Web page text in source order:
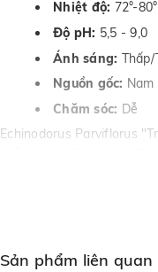
Nhiệt độ: 72°-
Độ pH: 5,5 - 9,0
Ánh sáng: Thấp/
Nguồn gốc: Nam
Chăm sóc: Dễ
Echinodorus Parviflorus
không dùng đất. Trong
Sản phẩm liên quan